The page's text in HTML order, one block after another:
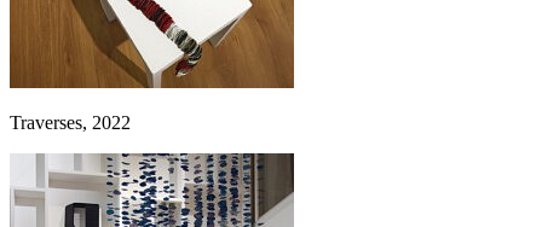
Traverses, 2022